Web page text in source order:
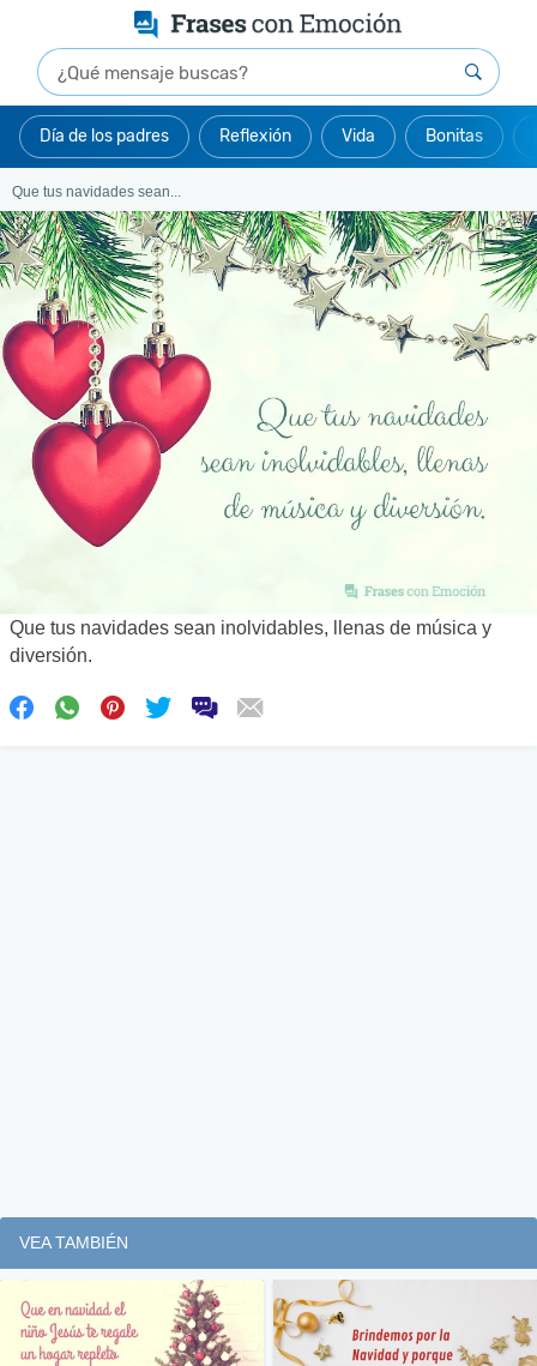
Día de los padres Reflexión Vida Bonitas
Que tus navidades sean...
Que tus navidades sean inolvidables, llenas de música y
diversión.
VEA TAMBIÉN